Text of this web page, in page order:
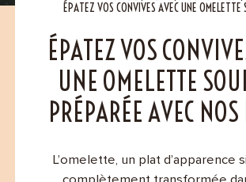
NOUS RENDRE VISITE
Contact
ÉPATEZ VOS CONVIVES AVEC UNE OMELETTE
ÉPATEZ VOS
UNE OMELETTE
PRÉPARÉE AVEC NOS
L’omelette, un plat d’apparence